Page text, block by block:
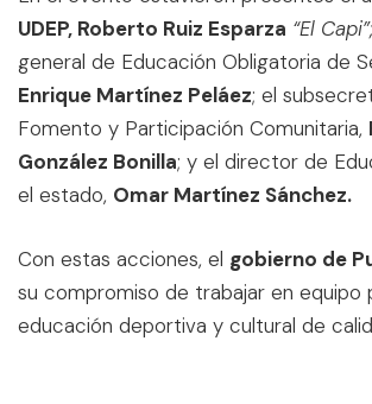
UDEP, Roberto Ruiz Esparza “El Capi”;
general de Educación Obligatoria de
Enrique Martínez Peláez; el
Fomento y Participación Comunitaria,
González Bonilla; y el director de
el estado, Omar Martínez Sánchez.
Con estas acciones, el gobierno de
su compromiso de trabajar en equipo
educación deportiva y cultural de